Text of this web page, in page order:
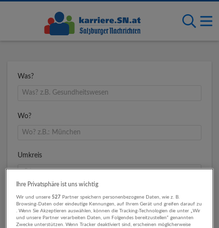
Was?
Wo?
Umkreis
Ihre Privatsphäre ist uns wichtig
Wir und unsere527 Partner speichern personenbezogene Daten, wie z. B.
Browsing-Daten oder eindeutige Kennungen, auf Ihrem Gerät und greifen darauf zu
. Wenn Sie Akzeptieren auswählen, können die Tracking-Technologien die unter „Wir
und unsere Partner verarbeiten Daten, um Folgendes bereitzustellen“ genannten
Zwecke unterstützen. Wenn Tracker deaktiviert sind, erscheinen möglicherweise